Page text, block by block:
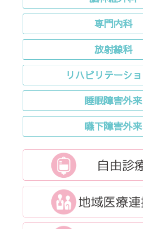
専門内科
放射線科
リハビリテーシ
睡眠障害外来
嚥下障害外来